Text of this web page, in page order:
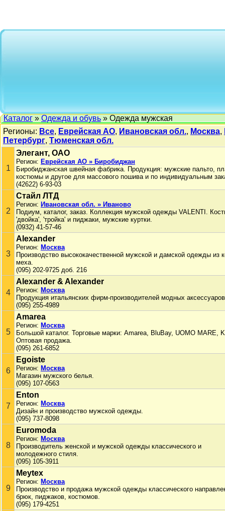
Каталог » Одежда и обувь » Одежда мужская
Регионы: Все, Еврейская АО, Ивановская обл., Москва,
Петербург, Тюменская обл.
1
Элегант, ОАО
Регион: Еврейская АО » Биробиджан
Биробиджанская швейная фабрика. Продукция: мужские пальто,
костюмы и другое для массового пошива и по индивидуальным
(42622) 6-93-03
2
Стайл ЛТД
Регион: Ивановская обл. » Иваново
Подиум, каталог, заказ. Коллекция мужской одежды VALENTI.
'двойка', 'тройка' и пиджаки, мужские куртки.
(0932) 41-57-46
3
Alexander
Регион: Москва
Производство высококачественной мужской и дамской одежды из
меха.
(095) 202-9725 доб. 216
4
Alexander & Alexander
Регион: Москва
Продукция итальянских фирм-производителей модных
(095) 255-4989
5
Amarea
Регион: Москва
Большой каталог. Торговые марки: Amarea, BluBay, UOMO MARE,
Оптовая продажа.
(095) 261-6852
6
Egoiste
Регион: Москва
Магазин мужского белья.
(095) 107-0563
7
Enton
Регион: Москва
Дизайн и производство мужской одежды.
(095) 737-8098
8
Euromoda
Регион: Москва
Производитель женской и мужской одежды классического и
молодежного стиля.
(095) 105-3911
9
Meytex
Регион: Москва
Производство и продажа мужской одежды классического
брюк, пиджаков, костюмов.
(095) 179-4251